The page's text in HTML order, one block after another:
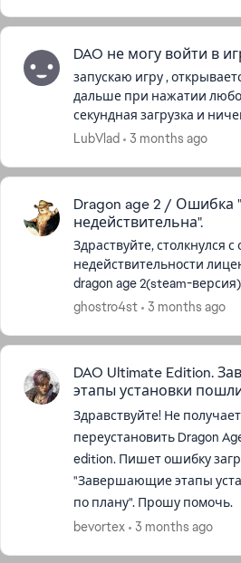
DAO не могу войти в
запускаю игру ,
дальше при нажатии
секундная загрузка и
нги на стройки ни игра((( Пожалуста
LubVlad 3 months ago
Dragon age 2 / Ошибка
недействительна".
Здраствуйте, столкнулся
недействительности
dragon age 2(steam-
чистить кэш, запускать с
проверять ее цело...
ghostro4st 3 months ago
DAO Ultimate Edition.
этапы установки
Здравствуйте! Не
переустановить Dragon
edition. Пишет ошибку
"Завершающие этапы
по плану". Прошу помочь.
bevortex
3 months ago